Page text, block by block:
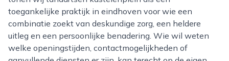
toegankelijke praktijk in eindhoven voor wie een
combinatie zoekt van deskundige zorg, een heldere
uitleg en een persoonlijke benadering. Wie wil weten
welke openingstijden, contactmogelijkheden of